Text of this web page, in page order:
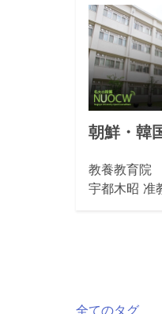
朝鮮・韓
教養教育院
宇都木昭 准
全てのタグ